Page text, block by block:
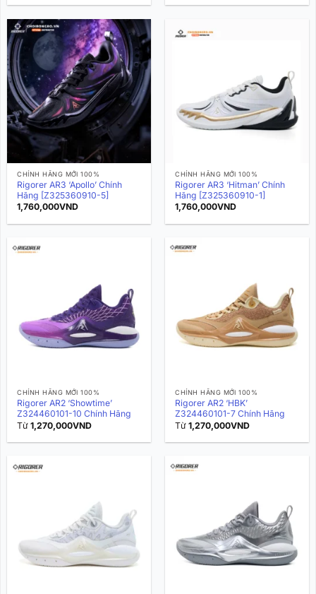
CHÍNH HÃNG MỚI 100%
Rigorer AR3 ‘Apollo’ Chính
Hãng [Z325360910-5]
1,760,000VND
CHÍNH HÃNG MỚI 100%
Rigorer AR3 ‘Hitman’ Chính
Hãng [Z325360910-1]
1,760,000VND
CHÍNH HÃNG MỚI 100%
Rigorer AR2 ‘Showtime’
Z324460101-10 Chính Hãng
Từ1,270,000VND
CHÍNH HÃNG MỚI 100%
Rigorer AR2 ‘HBK’
Z324460101-7 Chính Hãng
Từ1,270,000VND